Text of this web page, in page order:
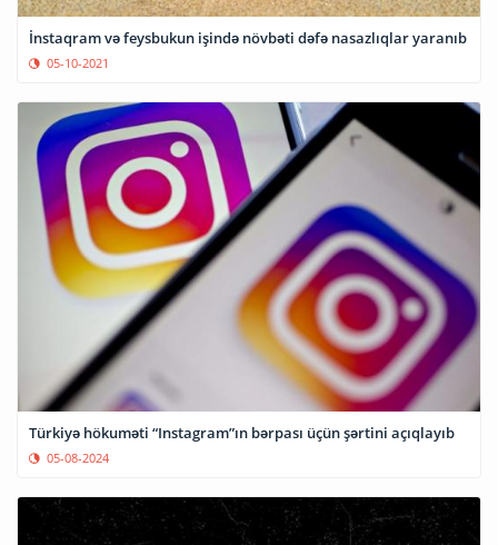
İnstaqram və feysbukun işində növbəti dəfə nasazlıqlar yaranıb
05-10-2021
Türkiyə hökuməti “Instagram”ın bərpası üçün şərtini açıqlayıb
05-08-2024